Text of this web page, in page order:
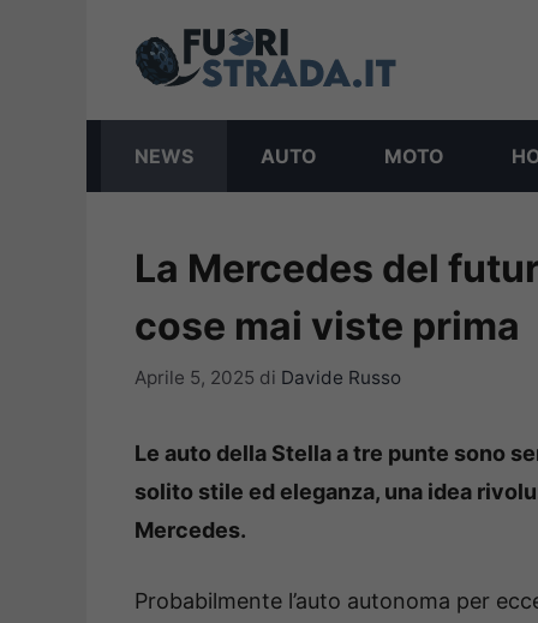
NEWS AUTO MOTO
La Mercedes del
cose mai viste prima
Aprile 5, 2025 di Davide Russo
Le auto della Stella a tre punte sono
solito stile ed eleganza, una idea
Mercedes.
Probabilmente l’auto autonoma per